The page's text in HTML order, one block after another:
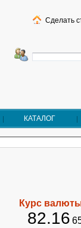
Сделать
КАТАЛОГ
Курс
82.16